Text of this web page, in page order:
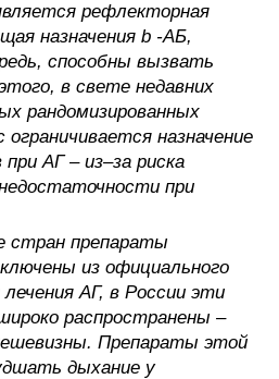
рефлекторная
назначения b -АБ,
способны вызвать
в свете недавних
рандомизированных
ограничивается назначение
АГ – из–за риска
при
стран препараты
из официального
АГ, в России эти
распространены –
Препараты этой
дыхание у